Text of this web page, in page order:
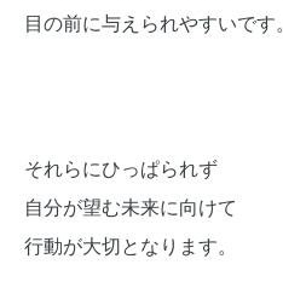
目の前に与えられやすいです。
それらにひっぱられず
自分が望む未来に向けて
行動が大切となります。